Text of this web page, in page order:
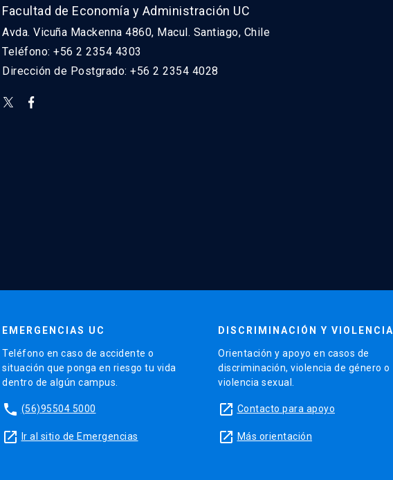
Facultad de Economía y Administración UC
Avda. Vicuña Mackenna 4860, Macul. Santiago, Chile
Teléfono: +56 2 2354 4303
Dirección de Postgrado: +56 2 2354 4028
EMERGENCIAS UC
Teléfono en caso de accidente o
situación que ponga en riesgo tu vida
dentro de algún campus.
phone (56)95504 5000
launch Ir al sitio de Emergencias
DISCRIMINACIÓN Y VIOLENCIA
Orientación y apoyo en casos de
discriminación, violencia de género o
violencia sexual.
launch Contacto para apoyo
launch Más orientación